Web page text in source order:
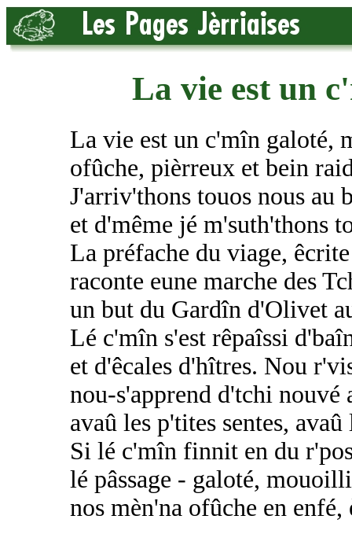
La vie est un
La vie est un c'mîn galoté,
ofûche, pièrreux et bein
J'arriv'thons touos nous au
et d'même jé m'suth'thons
La préfache du viage,
raconte eune marche des
un but du Gardîn d'Olivet
Lé c'mîn s'est rêpaîssi
et d'êcales d'hîtres. Nou
nou-s'apprend d'tchi nouvé
avaû les p'tites sentes,
Si lé c'mîn finnit en du
lé pâssage - galoté,
nos mèn'na ofûche en enfé,